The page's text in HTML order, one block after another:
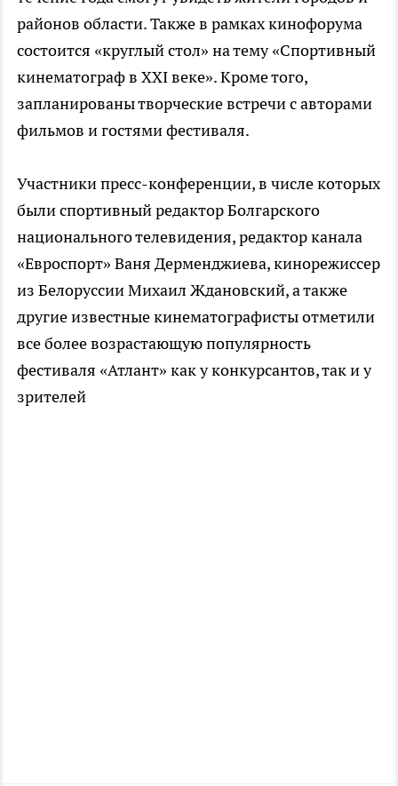
районов области. Также в рамках кинофорума
состоится «круглый стол» на тему «Спортивный
кинематограф в XXI веке». Кроме того,
запланированы творческие встречи с авторами
фильмов и гостями фестиваля.
Участники пресс-конференции, в числе которых
были спортивный редактор Болгарского
национального телевидения, редактор канала
«Евроспорт» Ваня Дерменджиева, кинорежиссер
из Белоруссии Михаил Ждановский, а также
другие известные кинематографисты отметили
все более возрастающую популярность
фестиваля «Атлант» как у конкурсантов, так и у
зрителей